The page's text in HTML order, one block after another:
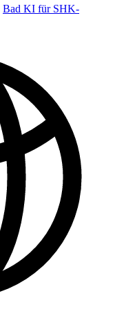
Bad KI für SHK-